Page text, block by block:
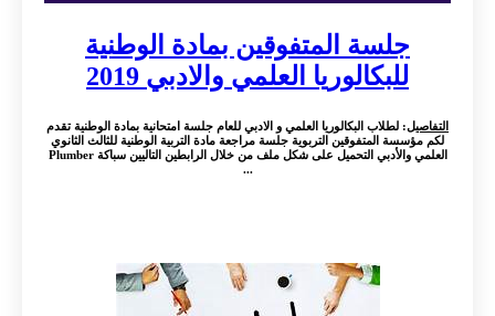
جلسة المتفوقين بمادة الوطنية
للبكالوريا العلمي والادبي 2019
التفاصيل: لطلاب البكالوريا العلمي و الادبي للعام جلسة امتحانية بمادة الوطنية تقدم
لكم مؤسسة المتفوقين التربوية جلسة مراجعة مادة التربية الوطنية للثالث الثانوي
العلمي والأدبي التحميل على شكل ملف من خلال الرابطين التاليين سباكة Plumber
...